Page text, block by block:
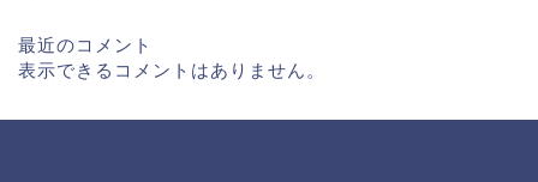
最近のコメント
表示できるコメントはありません。